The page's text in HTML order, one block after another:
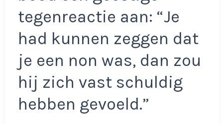
tegenreactie aan: “Je
had kunnen zeggen dat
je een non was, dan zou
hij zich vast schuldig
hebben gevoeld.”